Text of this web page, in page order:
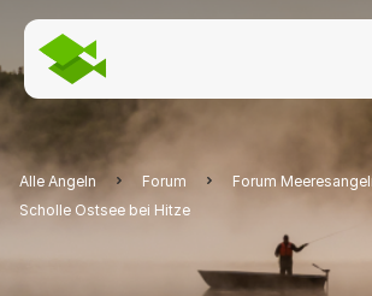
Alle Angeln Forum
Forum
Scholle Ostsee bei Hitze